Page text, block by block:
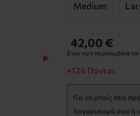
Medium
42,00 €
Στην τιμή
+126 Πόντοι
Για να μπείς στο
λογαριασμό σου ή